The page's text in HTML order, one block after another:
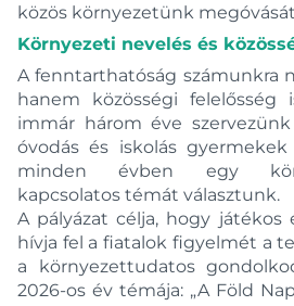
közös környezetünk
Környezeti nevelés és
A fenntarthatóság számunkra
hanem közösségi felelősség
immár három éve
óvodás és iskolás gyermekek
minden évben egy
kapcsolatos témát választunk.
A pályázat célja, hogy játékos
hívja fel a fiatalok figyelmét a
a környezettudatos
2026-os év témája: „A Föld